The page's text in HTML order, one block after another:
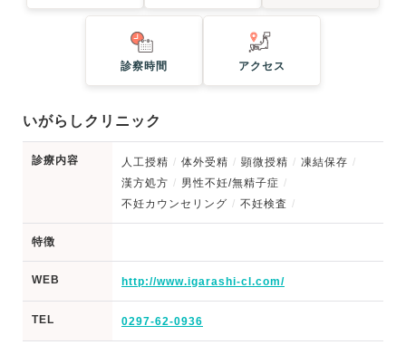
診察時間 アクセス
いがらしクリニック
診療内容 人工授精 体外受精 顕微授精
凍結保存
漢方処方
男性不妊/無精子症
不妊カウンセリング
不妊検査
特徴
WEB http://www.igarashi-cl.com/
TEL 0297-62-0936